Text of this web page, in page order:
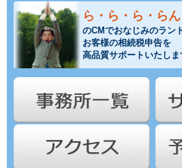
ら・ら・ら・ら
のCMでおなじみのラン
お客様の相続税申告を
高品質サポートいたしま